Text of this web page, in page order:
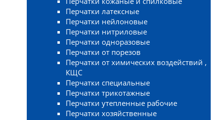
Перчатки латексные
Перчатки нейлоновые
Перчатки нитриловые
Перчатки одноразовые
Перчатки от порезов
Перчатки от химических воздействий ,
КЩС
Перчатки специальные
Перчатки трикотажные
Перчатки утепленные рабочие
Перчатки хозяйственные